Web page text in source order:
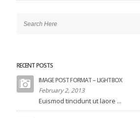
RECENT POSTS
IMAGE POST FORMAT – LIGHTBOX
February 2, 2013
Euismod tincidunt ut laore ...